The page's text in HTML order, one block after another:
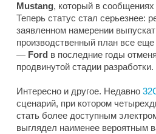
Mustang, который в
Теперь статус стал серьезнее:
заявленном намерении
производственный план все
— Ford в последние годы
продвинутой стадии разработки.
Интересно и другое. Недавно
сценарий, при котором
стать более доступным
выглядел наименее вероятным